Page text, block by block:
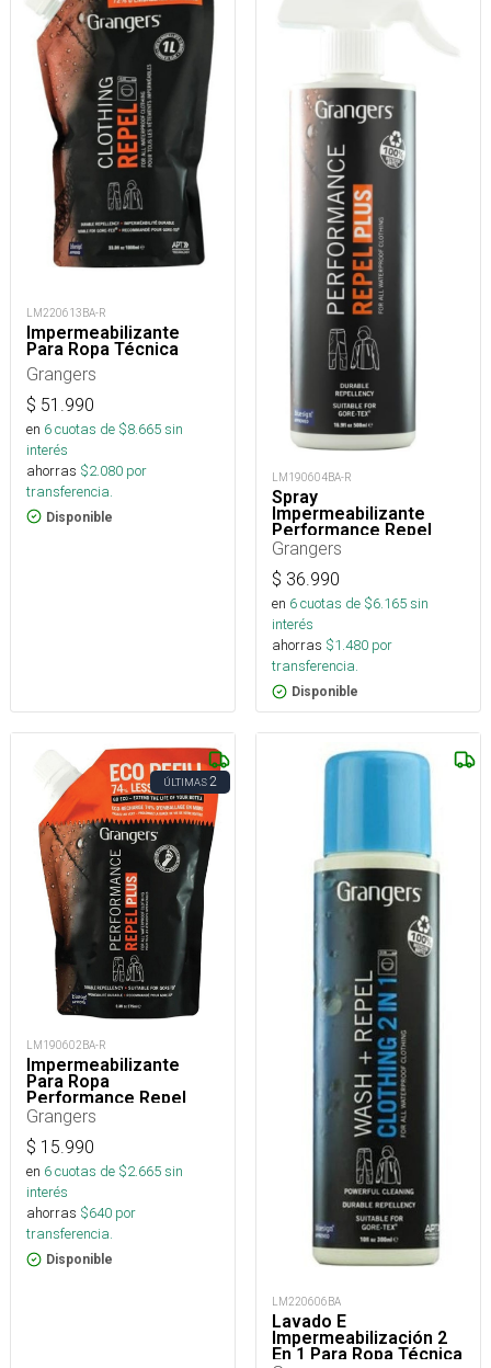
LM220613BA-R
Impermeabilizante
Para Ropa Técnica
Grangers
$ 51.990
en 6cuotas de $8.665sin
interés
ahorras $2.080 por
transferencia.
Disponible
LM190604BA-R
Spray
Impermeabilizante
Performance Repel
Plus 500 Ml
Grangers
$ 36.990
en 6cuotas de $6.165sin
interés
ahorras $1.480 por
transferencia.
Disponible
ÚLTIMAS2
LM190602BA-R
Impermeabilizante
Para Ropa
Performance Repel
Plus Eco Refill 275 Ml
Grangers
$ 15.990
en 6cuotas de $2.665sin
interés
ahorras $640 por
transferencia.
Disponible
LM220606BA
Lavado E
Impermeabilización 2
En 1 Para Ropa Técnica